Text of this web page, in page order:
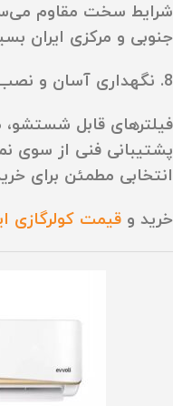
شرایط سخت مقاوم
جنوبی و مرکزی ایران
8. نگهداری آسان و نصب استاندارد
فیلترهای قابل
پشتیبانی فنی از سوی
انتخابی مطمئن برای
خرید و قیمت کولرگازی